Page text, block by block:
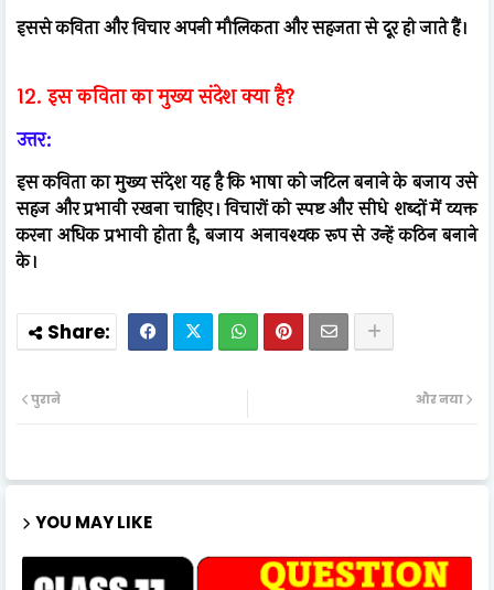
इससे कविता और विचार अपनी मौलिकता और सहजता से दूर हो जाते हैं।
12. इस कविता का मुख्य संदेश क्या है?
उत्तर:
इस कविता का मुख्य संदेश यह है कि भाषा को जटिल बनाने के बजाय उसे
सहज और प्रभावी रखना चाहिए। विचारों को स्पष्ट और सीधे शब्दों में व्यक्त
करना अधिक प्रभावी होता है, बजाय अनावश्यक रूप से उन्हें कठिन बनाने
के।
और नया
पुराने
YOU MAY LIKE